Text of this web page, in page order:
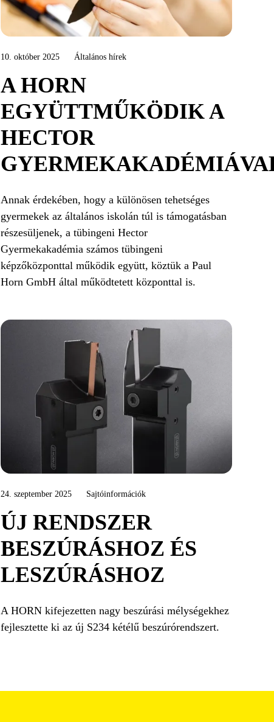
10. október 2025 Általános hírek
A HORN
EGYÜTTMŰKÖDIK A
HECTOR
Annak érdekében, hogy a különösen tehetséges
gyermekek az általános iskolán túl is támogatásban
részesüljenek, a tübingeni Hector
Gyermekakadémia számos tübingeni
képzőközponttal működik együtt, köztük a Paul
Horn GmbH által működtetett központtal is.
24. szeptember 2025 Sajtóinformációk
ÚJ RENDSZER
BESZÚRÁSHOZ ÉS
LESZÚRÁSHOZ
A HORN kifejezetten nagy beszúrási mélységekhez
fejlesztette ki az új S234 kétélű beszúrórendszert.